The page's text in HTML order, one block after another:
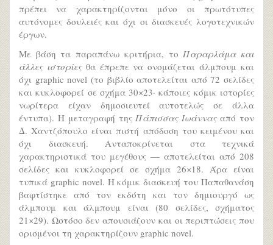
πρέπει να χαρακτηρίζονται μόνο οι πρωτότυπες
αυτόνομες δουλειές και όχι οι διασκευές λογοτεχνικών
έργων.
Με βάση τα παραπάνω κριτήρια, το Παραρλάμα και
άλλες ιστορίεςθα έπρεπε να ονομάζεται άλμπουμ και
όχι graphic novel (το βιβλίο αποτελείται από 72 σελίδες
και κυκλοφορεί σε σχήμα 30×23· κάποιες κόμικ ιστορίες
νωρίτερα είχαν δημοσιευτεί αυτοτελώς σε άλλα
έντυπα). Η μεταγραφή της Πάπισσας Ιωάνναςαπό τον
Δ. Χαντζόπουλο είναι πιστή απόδοση του κειμένου και
όχι διασκευή. Ανταποκρίνεται στα τεχνικά
χαρακτηριστικά του μεγέθους — αποτελείται από 208
σελίδες και κυκλοφορεί σε σχήμα 26×18. Άρα είναι
τυπικά graphic novel. Η κόμικ διασκευή του Παπαθανάση
βαφτίστηκε από τον εκδότη και τον δημιουργό ως
άλμπουμ και άλμπουμ είναι (80 σελίδες, σχήματος
21×29). Ωστόσο δεν απουσιάζουν και οι περιπτώσεις που
ορισμένοι τη χαρακτηρίζουν graphic novel.